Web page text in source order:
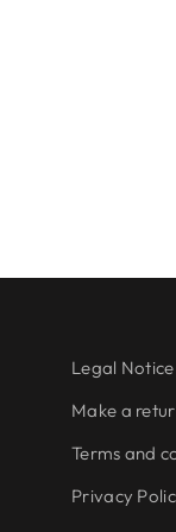
Legal Notice
Make a
Terms and
Privacy